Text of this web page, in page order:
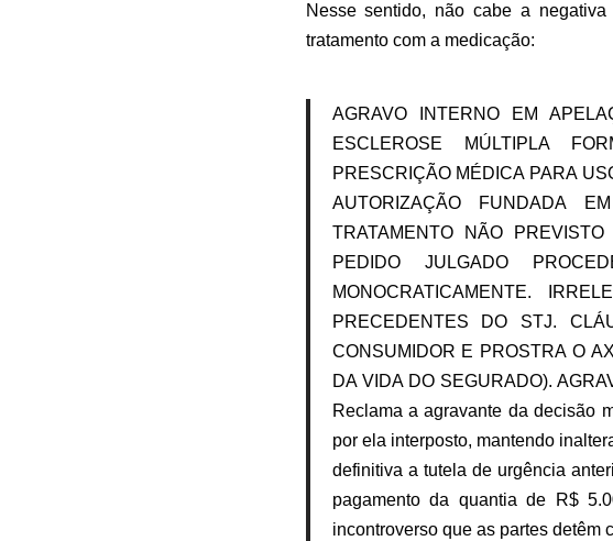
Nesse sentido, não cabe a
tratamento com a medicação:
AGRAVO INTERNO EM
ESCLEROSE MÚLTIPLA
PRESCRIÇÃO MÉDICA PARA
AUTORIZAÇÃO FUNDADA
TRATAMENTO NÃO
PEDIDO JULGADO
MONOCRATICAMENTE.
PRECEDENTES DO STJ.
CONSUMIDOR E PROSTRA O
DA VIDA DO SEGURADO).
Reclama a agravante da decisão
por ela interposto, mantendo
definitiva a tutela de urgência
pagamento da quantia de R$
incontroverso que as partes detêm